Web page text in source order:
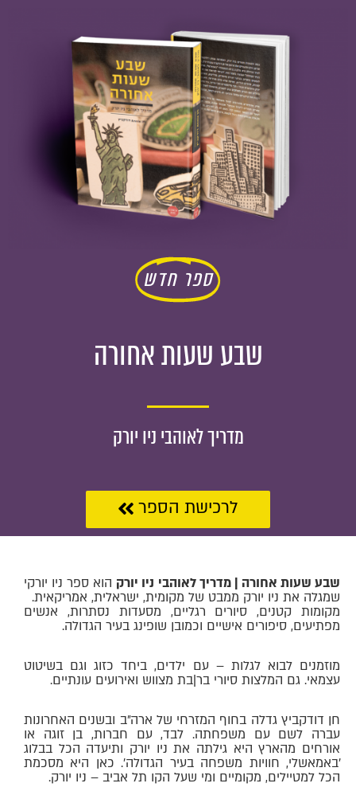
ספר חדש
שבע שעות אחורה
מדריך לאוהבי ניו יורק
לרכישת הספר
שבע שעות אחורה | מדריך לאוהבי ניו יורק הוא ספר ניו יורקי
שמגלה את ניו יורק ממבט של מקומית, ישראלית, אמריקאית.
מקומות קטנים, סיורים רגליים, מסעדות נסתרות, אנשים
מפתיעים, סיפורים אישיים וכמובן שופינג בעיר הגדולה.
מוזמנים לבוא לגלות – עם ילדים, ביחד כזוג וגם בשיטוט
עצמאי. גם המלצות סיורי בר|בת מצווש ואירועים עונתיים.
חן דודקביץ גדלה בחוף המזרחי של ארה״ב ובשנים האחרונות
עברה לשם עם משפחתה. לבד, עם חברות, בן זוגה או
אורחים מהארץ היא גילתה את ניו יורק ותיעדה הכל בבלוג
׳באמאשלי, חוויות משפחה בעיר הגדולה׳. כאן היא מסכמת
הכל למטיילים, מקומיים ומי שעל הקו תל אביב – ניו יורק.